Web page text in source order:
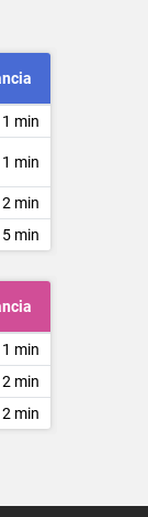
min
min
min
min
min
min
min